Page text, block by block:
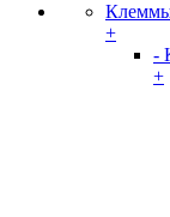
+
-
+